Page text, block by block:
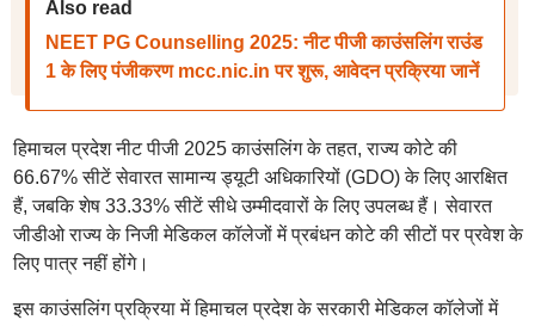
Also read
NEET PG Counselling 2025: नीट पीजी काउंसलिंग राउंड
1 के लिए पंजीकरण mcc.nic.in पर शुरू, आवेदन प्रक्रिया जानें
हिमाचल प्रदेश नीट पीजी 2025 काउंसलिंग के तहत, राज्य कोटे की
66.67% सीटें सेवारत सामान्य ड्यूटी अधिकारियों (GDO) के लिए आरक्षित
हैं, जबकि शेष 33.33% सीटें सीधे उम्मीदवारों के लिए उपलब्ध हैं। सेवारत
जीडीओ राज्य के निजी मेडिकल कॉलेजों में प्रबंधन कोटे की सीटों पर प्रवेश के
लिए पात्र नहीं होंगे।
इस काउंसलिंग प्रक्रिया में हिमाचल प्रदेश के सरकारी मेडिकल कॉलेजों में